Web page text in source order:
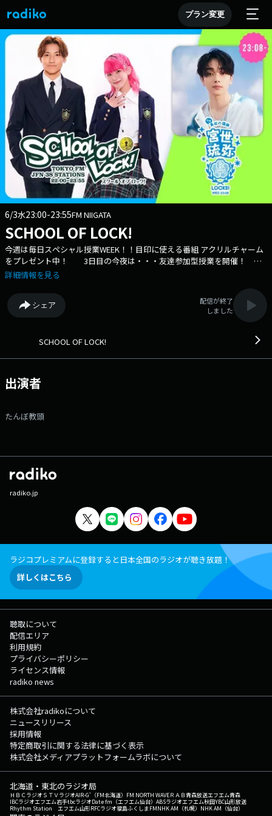
プラン変更
6/3水23:00-23:55FM NIIGATA
SCHOOL OF LOCK!
今週は毎日スペシャル授業WEEK！！目印に使える番組 アクリルチャーム
をプレゼント中！ 3日目の今夜は・・・友達参加型授業を開催！
絆を確かめてスタバカードGET！ 第一回！絆クイズ！！ 今夜は生徒
電話はそれぞれのスマホを使い、同じ時間の逆電にみんなで同時参加！逆
電中に出題される友達同士の絆を確かめるクイズに挑戦！ 回答は「せ
ーの」で同時に答えてもらい、見事お互いが同じ答えを言うことができた
一人の大親友でもいいし、いつメン5人でも、部活仲間でもOK！友達は
ンス！ ぜひこの機会に友達に声をかけてみんなで一緒に絆クイズにエ
ントリーしてほしい！エントリーは［学校掲示板］や［わが校の公式
おやすみです。 校長！ゆっくりしっかり治してくださいねー！
SCHOOL OF LOCK!は夜10時に開校 ☆彡 ---番組へのメッセージはコチ
03-3221-1800 ★番組WEBサイトはコチラ! 【今夜の時間割】
▽22:00～『生放送教室①』＜アンジー校長・たんぼ教頭＞ ▽22:18頃～
『コレサワLOCKS!』＜コレサワ＞ ▽22:30頃～『生放送教室②』＜アン
ジー校長・たんぼ教頭＞ ▽22:55頃～(一部地域を除き)『どっちのCat or
頃～『ChevonLOCKS!』＜Chevon＞ ▽23:30頃～『生放送教室③』＜ア
ンジー校長・たんぼ教頭＞ SCHOOL OF LOCK!は毎日入れ替わりでアー
のしおりをチェック! ---各LOCKS!・部活動の授業内容はコチラ!---
▽23:00〜23:06 『SCHOOL OF LOCK!放送部 君だけの歌 supported by
JASRAC』 生徒のみんなの"大事な人に届けたい曲"を、ラジオの電波を
使って届けてもらう時間です！ 電話で曲を届けてくれた生徒には、QUO
カード3000円分をプレゼント！ ◇応募はこちら（特設サイト）から！
▽23:08頃～『ChevonLOCKS!』 毎週水曜 23時8分からは ことばを深め
る「言語深化論の講師」 Chevon先生による『Chevon LOCKS!』を開
講? Xでのポストは「#ChevonLOCKS」！ Chevon LOCKS!へのメッセ
ージを大募集！ メッセージは、【Chevon LOCKS!掲示板】か【Chevon
LOCKS!のメールフォーム】まで！ ★ChevonLOCKS!掲示板へ
★Chevon先生へのメールはコチラ! ★ChevonLOCKS!の放送後記は▶︎コ
チラから! ◎番組公式SNSもチェックしてね! ◇Twitter ◇LINE
◇YouTube ◇TikTok ◇Instagram ▽23:00〜 【 松田LOCKS!
COUNTDOWN JASRAC supported by JASRAC 】 --- ▽23:10〜 【 宮
世LOCKS! 】 毎週水曜日は”美”を追求する（りゅ）美術の講師！ 宮世
琉弥先生による「宮世LOCKS!」 番組Webサイト：
https://www.tfm.co.jp/lock メッセージフォーム：
https://www.tfm.co.jp/lock/mail/ FAX：03-3221-1800 Xハッシュタグ
は「#スクールオブロック」 Xアカウントは「@sol_info」
詳細情報を見る
シェア
配信が終了
しました
SCHOOL OF LOCK!
出演者
たんぼ教頭
radiko.jp
ラジコプレミアムに登録すると日本全国のラジオが聴き放題！
詳しくはこちら
聴取について
配信エリア
利用規約
プライバシーポリシー
ライセンス情報
radiko news
株式会社radikoについて
ニュースリリース
採用情報
特定商取引に関する法律に基づく表示
株式会社メディアプラットフォームラボについて
北海道・東北のラジオ局
ＨＢＣラジオＳＴＶラジオAIR-G'（FM北海道） FM NORTH WAVEＲＡＢ青森放送エフエム青森
IBCラジオエフエム岩手tbcラジオDate fm（エフエム仙台） ABSラジオエフエム秋田YBC山形放送
Rhythm Station エフエム山形RFCラジオ福島ふくしまFMNHK AM（札幌） NHK AM（仙台）